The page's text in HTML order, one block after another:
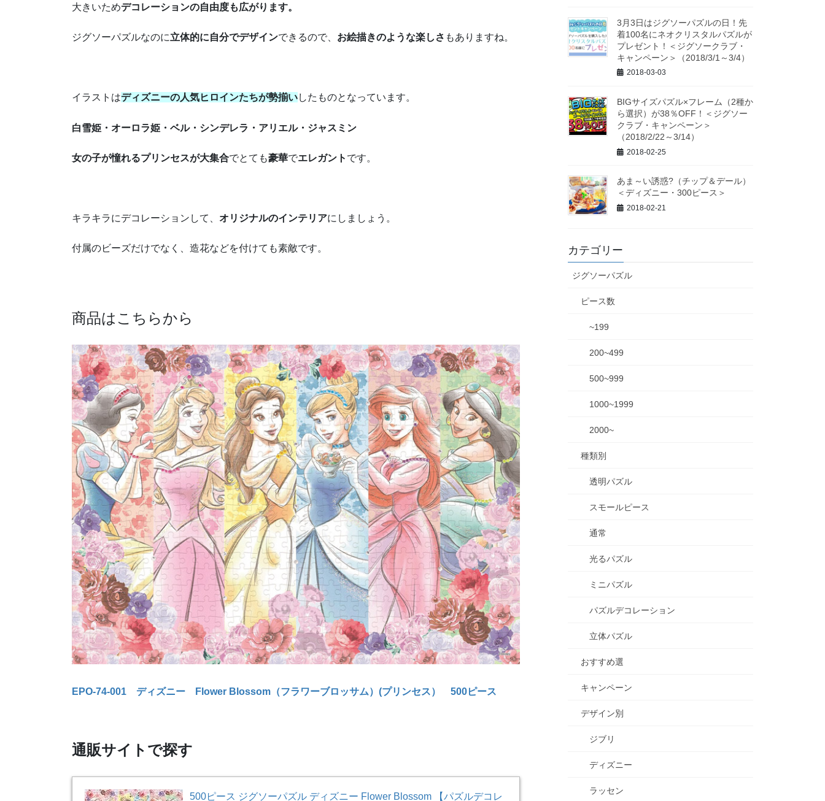
大きいためデコレーションの自由度も広がります。
ジグソーパズルなのに立体的に自分でデザインできるので、 お絵描きのような楽しさ もありますね。
イラストはディズニーの人気ヒロインたちが勢揃いしたものとなっています。
白雪姫・オーロラ姫・ベル・シンデレラ・アリエル・ジャスミン
女の子が憧れるプリンセスが大集合でとても豪華でエレガント です。
キラキラにデコレーションして、 オリジナルのインテリアにしましょう。
付属のビーズだけでなく、造花などを付けても素敵です。
商品はこちらから
EPO-74-001 ディズニー Flower Blossom（フラワーブロッサム）(プリンセス） 500ピース
通販サイトで探す
500ピース ジグソーパズル ディズニー Flower Blossom 【パズルデコレ
3月3日はジグソーパズルの日！先
着100名にネオクリスタルパズルが
プレゼント！＜ジグソークラブ・
キャンペーン＞（2018/3/1～3/4）
2018-03-03
BIGサイズパズル×フレーム（2種か
ら選択）が38％OFF！＜ジグソー
クラブ・キャンペーン＞
（2018/2/22～3/14）
2018-02-25
あま～い誘惑?（チップ＆デール）
＜ディズニー・300ピース＞
2018-02-21
カテゴリー
ジグソーパズル
ピース数
~199
200~499
500~999
1000~1999
2000~
種類別
透明パズル
スモールピース
通常
光るパズル
ミニパズル
パズルデコレーション
立体パズル
おすすめ選
キャンペーン
デザイン別
ジブリ
ディズニー
ラッセン